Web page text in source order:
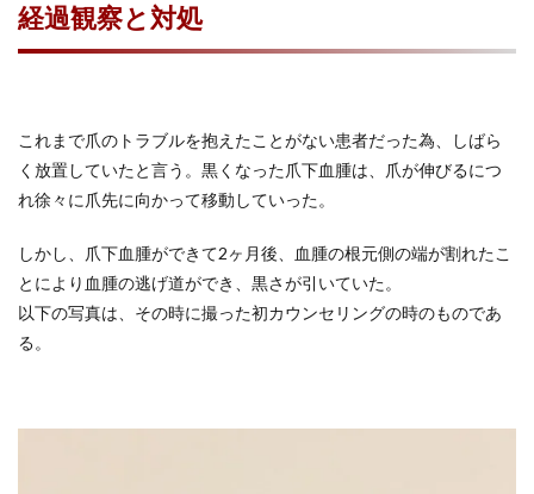
経過観察と対処
これまで爪のトラブルを抱えたことがない患者だった為、しばら
く放置していたと言う。黒くなった爪下血腫は、爪が伸びるにつ
れ徐々に爪先に向かって移動していった。
しかし、爪下血腫ができて2ヶ月後、血腫の根元側の端が割れたこ
とにより血腫の逃げ道ができ、黒さが引いていた。
以下の写真は、その時に撮った初カウンセリングの時のものであ
る。